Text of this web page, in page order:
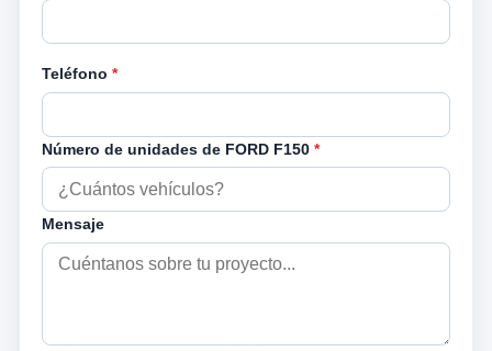
Teléfono *
Número de unidades de FORD F150 *
Mensaje